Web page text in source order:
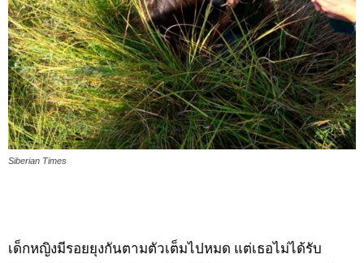
Siberian Times
เด็กหญิงมีรอยยุงกันตามตัวเต็มไปหมด แต่เธอไม่ได้รับ